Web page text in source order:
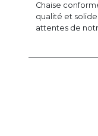
Chaise
qualité et
attentes de